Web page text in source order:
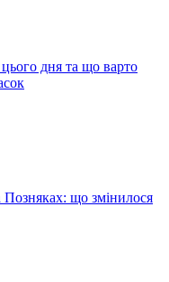
дня та що варто
Позняках: що змінилося